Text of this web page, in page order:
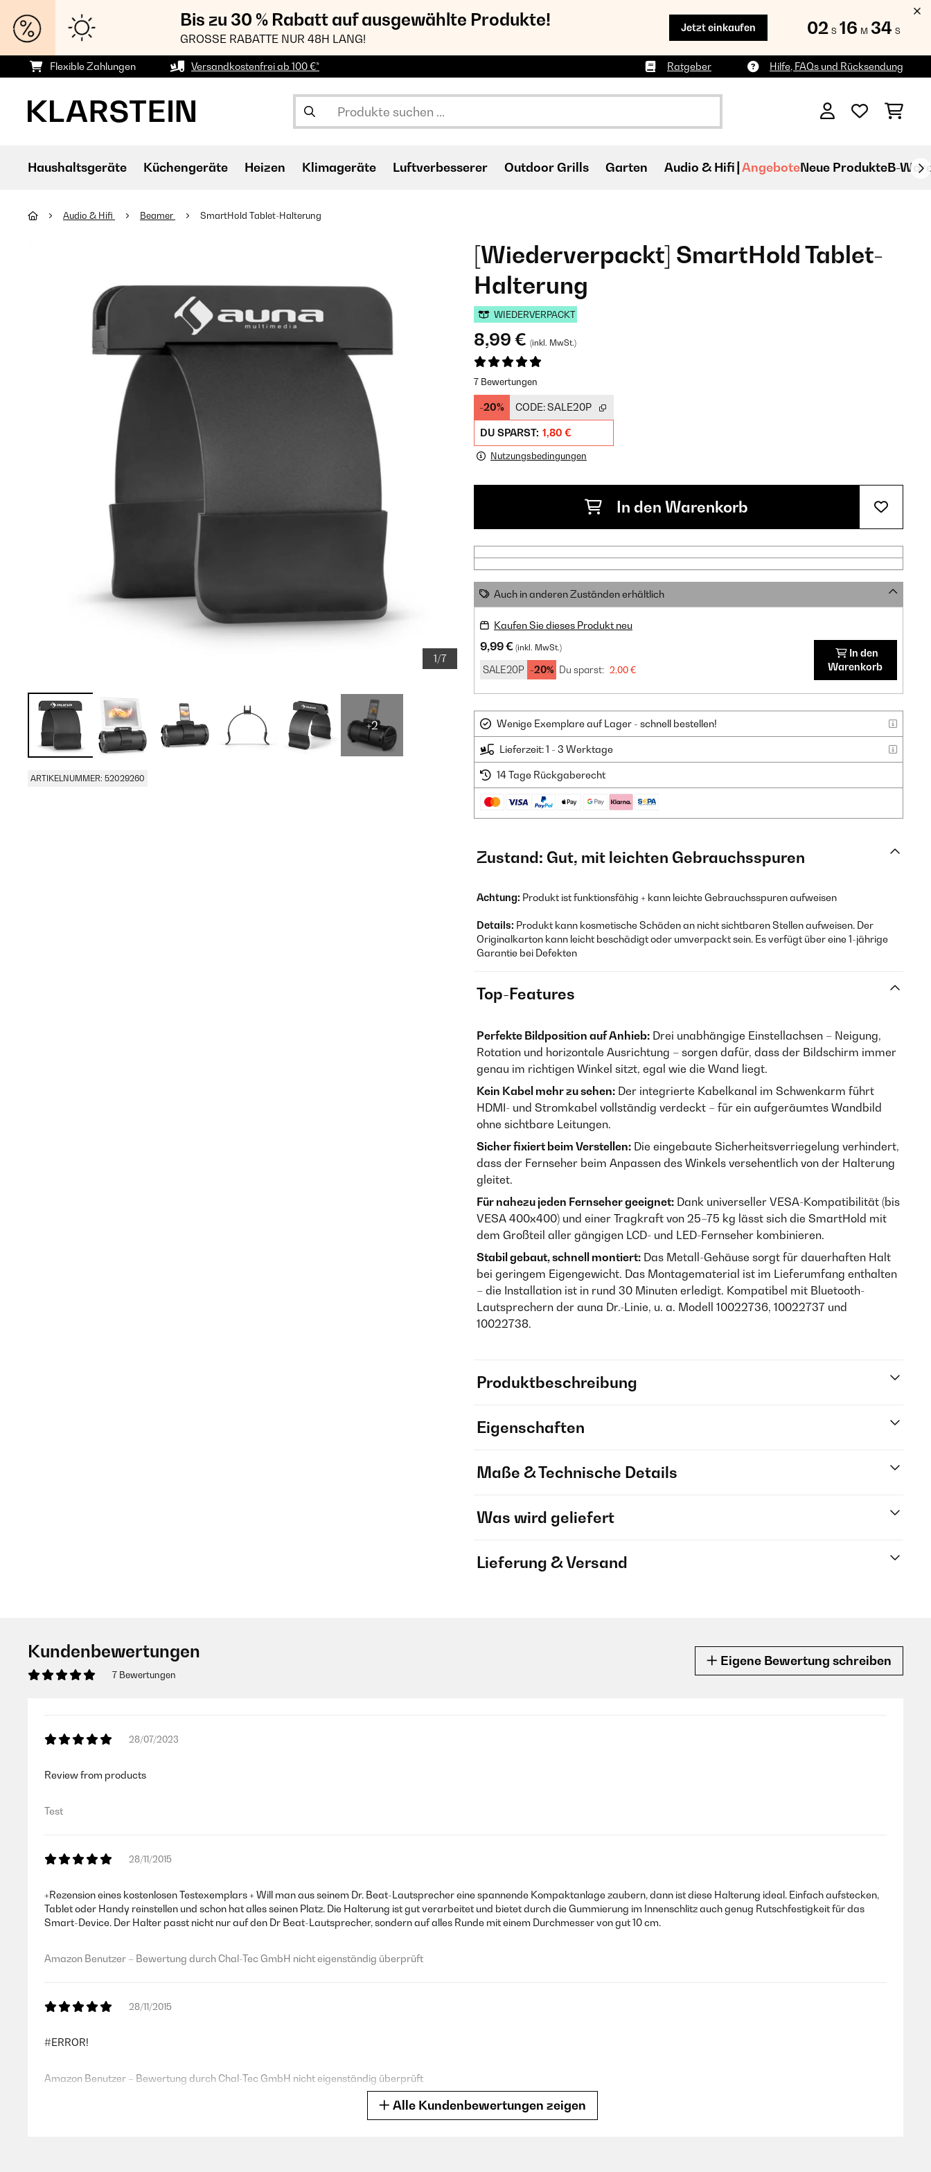
Bis zu 30 % Rabatt auf ausgewählte Produkte!
GROSSE RABATTE NUR 48H LANG!
Jetzt einkaufen 02 S 16 M 33 S
Flexible Zahlungen Versandkostenfrei ab 100 €* Ratgeber Hilfe, FAQs und Rücksendung
Haushaltsgeräte Küchengeräte Heizen Klimageräte Luftverbesserer Outdoor Grills Garten Audio & Hifi AngeboteNeue ProdukteB-
Audio & Hifi Beamer SmartHold Tablet-Halterung
1/7
+2
ARTIKELNUMMER: 52029260
[Wiederverpackt] SmartHold Tablet-
Halterung
WIEDERVERPACKT
8,99 € (inkl. MwSt.)
7 Bewertungen
-20% CODE:SALE20P
DU SPARST: 1,80 €
Nutzungsbedingungen
In den Warenkorb
Auch in anderen Zuständen erhältlich
Kaufen Sie dieses Produkt neu
9,99 € (inkl. MwSt.)
SALE20P -20% Du sparst: 2,00 €
In den
Warenkorb
Wenige Exemplare auf Lager - schnell bestellen!
Lieferzeit: 1 - 3 Werktage
14 Tage Rückgaberecht
Zustand: Gut, mit leichten Gebrauchsspuren
Achtung: Produkt ist funktionsfähig + kann leichte Gebrauchsspuren aufweisen
Details: Produkt kann kosmetische Schäden an nicht sichtbaren Stellen aufweisen. Der
Originalkarton kann leicht beschädigt oder umverpackt sein. Es verfügt über eine 1-jährige
Garantie bei Defekten
Top-Features
Perfekte Bildposition auf Anhieb: Drei unabhängige Einstellachsen – Neigung,
Rotation und horizontale Ausrichtung – sorgen dafür, dass der Bildschirm immer
genau im richtigen Winkel sitzt, egal wie die Wand liegt.
Kein Kabel mehr zu sehen: Der integrierte Kabelkanal im Schwenkarm führt
HDMI- und Stromkabel vollständig verdeckt – für ein aufgeräumtes Wandbild
ohne sichtbare Leitungen.
Sicher fixiert beim Verstellen: Die eingebaute Sicherheitsverriegelung verhindert,
dass der Fernseher beim Anpassen des Winkels versehentlich von der Halterung
gleitet.
Für nahezu jeden Fernseher geeignet: Dank universeller VESA-Kompatibilität (bis
VESA 400x400) und einer Tragkraft von 25–75 kg lässt sich die SmartHold mit
dem Großteil aller gängigen LCD- und LED-Fernseher kombinieren.
Stabil gebaut, schnell montiert: Das Metall-Gehäuse sorgt für dauerhaften Halt
bei geringem Eigengewicht. Das Montagematerial ist im Lieferumfang enthalten
– die Installation ist in rund 30 Minuten erledigt. Kompatibel mit Bluetooth-
Lautsprechern der auna Dr.-Linie, u. a. Modell 10022736, 10022737 und
10022738.
Produktbeschreibung
Eigenschaften
Maße & Technische Details
Was wird geliefert
Lieferung & Versand
Kundenbewertungen
7 Bewertungen
Eigene Bewertung schreiben
28/07/2023
Review from products
Test
28/11/2015
+Rezension eines kostenlosen Testexemplars + Will man aus seinem Dr. Beat-Lautsprecher eine spannende Kompaktanlage zaubern, dann ist diese Halterung ideal. Einfach aufstecken,
Tablet oder Handy reinstellen und schon hat alles seinen Platz. Die Halterung ist gut verarbeitet und bietet durch die Gummierung im Innenschlitz auch genug Rutschfestigkeit für das
Smart-Device. Der Halter passt nicht nur auf den Dr Beat-Lautsprecher, sondern auf alles Runde mit einem Durchmesser von gut 10 cm.
Amazon Benutzer – Bewertung durch Chal-Tec GmbH nicht eigenständig überprüft
28/11/2015
#ERROR!
Amazon Benutzer – Bewertung durch Chal-Tec GmbH nicht eigenständig überprüft
Alle Kundenbewertungen zeigen